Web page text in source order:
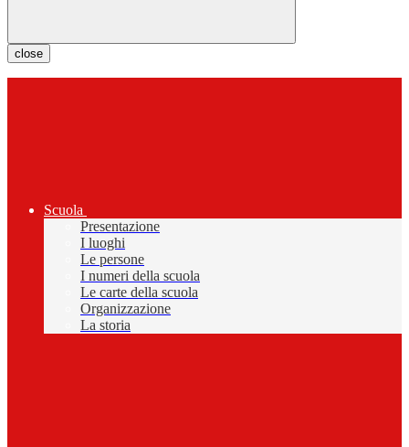
close
Scuola
Presentazione
I luoghi
Le persone
I numeri della scuola
Le carte della scuola
Organizzazione
La storia